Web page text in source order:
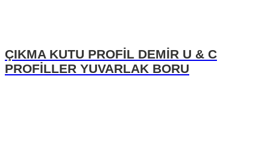
ÇIKMA KUTU PROFİL DEMİR U & C
PROFİLLER YUVARLAK BORU